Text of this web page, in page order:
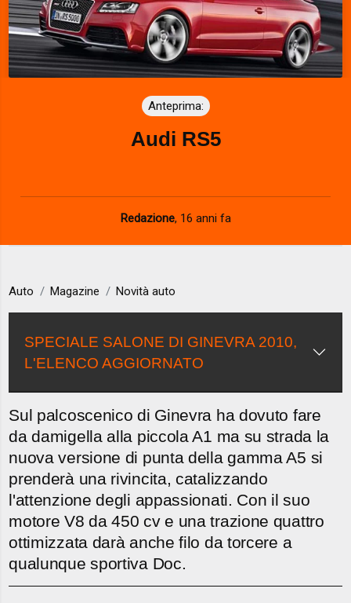
Anteprima:
Audi RS5
Redazione, 16 anni fa
Auto Magazine Novità auto
SPECIALE SALONE DI GINEVRA 2010,
L'ELENCO AGGIORNATO
Sul palcoscenico di Ginevra ha dovuto fare
da damigella alla piccola A1 ma su strada la
nuova versione di punta della gamma A5 si
prenderà una rivincita, catalizzando
l'attenzione degli appassionati. Con il suo
motore V8 da 450 cv e una trazione quattro
ottimizzata darà anche filo da torcere a
qualunque sportiva Doc.